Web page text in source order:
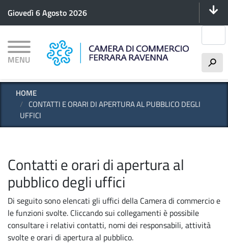
principale
Giovedì 6 Agosto 2026
MENU h
HOME
CONTATTI E ORARI DI APERTURA AL PUBBLICO DEGLI
UFFICI
Contatti e orari di apertura al
pubblico degli uffici
Di seguito sono elencati gli uffici della Camera di commercio e
le funzioni svolte. Cliccando sui collegamenti è possibile
consultare i relativi contatti, nomi dei responsabili, attività
svolte e orari di apertura al pubblico.